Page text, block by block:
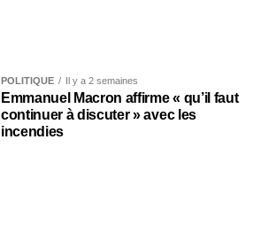
POLITIQUE Il y a 2 semaines
Emmanuel Macron affirme « qu’il faut
continuer à discuter » avec les
incendies